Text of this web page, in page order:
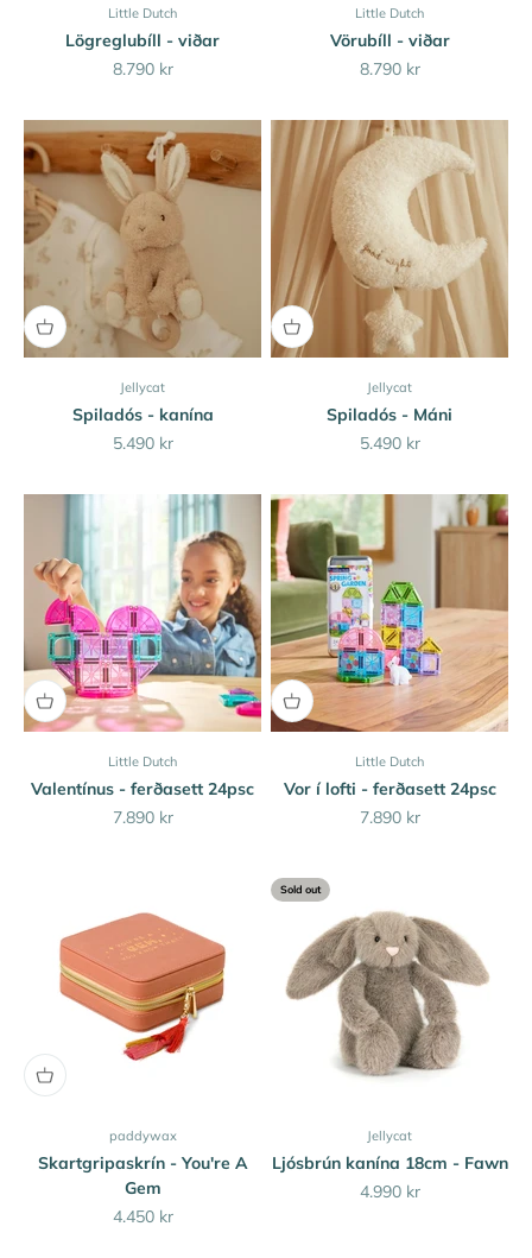
Little Dutch
Lögreglubíll - viðar
Sale price
8.790 kr
Little Dutch
Vörubíll - viðar
Sale price
8.790 kr
Jellycat
Spiladós - kanína
Sale price
5.490 kr
Jellycat
Spiladós - Máni
Sale price
5.490 kr
Little Dutch
Valentínus - ferðasett 24psc
Sale price
7.890 kr
Little Dutch
Vor í lofti - ferðasett 24psc
Sale price
7.890 kr
paddywax
Skartgripaskrín - You're A
Gem
Sale price
4.450 kr
Sold out
Jellycat
Ljósbrún kanína 18cm - Fawn
Sale price
4.990 kr